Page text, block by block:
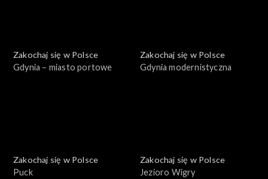
Zakochaj się w Polsce
Gdynia – miasto portowe
Zakochaj się w Polsce
Gdynia modernistyczna
Zakochaj się w Polsce
Puck
Zakochaj się w Polsce
Jezioro Wigry